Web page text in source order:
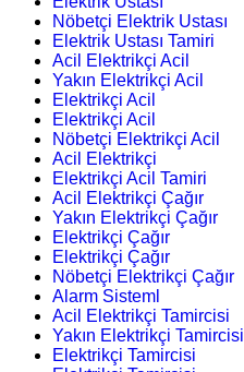
Nöbetçi Elektrik Ustası
Elektrik Ustası Tamiri
Acil Elektrikçi Acil
Yakın Elektrikçi Acil
Elektrikçi Acil
Elektrikçi Acil
Nöbetçi Elektrikçi Acil
Acil Elektrikçi
Elektrikçi Acil Tamiri
Acil Elektrikçi Çağır
Yakın Elektrikçi Çağır
Elektrikçi Çağır
Elektrikçi Çağır
Nöbetçi Elektrikçi Çağır
Alarm Sisteml
Acil Elektrikçi Tamircisi
Yakın Elektrikçi Tamircisi
Elektrikçi Tamircisi